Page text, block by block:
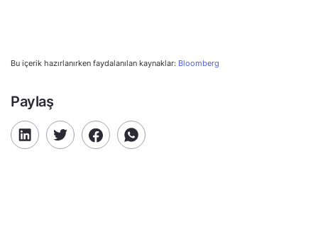
Bu içerik hazırlanırken faydalanılan kaynaklar: Bloomberg
Paylaş